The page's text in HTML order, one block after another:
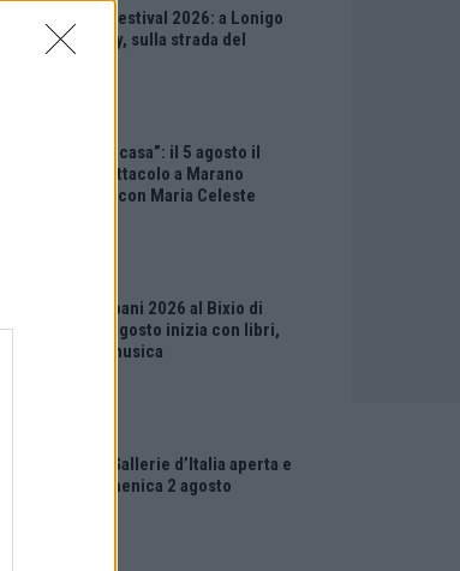
Berici in Festival 2026: a Lonigo
“Little Italy, sulla strada del
sogno”
“Teatro in casa”: il 5 agosto il
primo spettacolo a Marano
Vicentino con Maria Celeste
Salotti Urbani 2026 al Bixio di
Vicenza: agosto inizia con libri,
poesie e musica
Vicenza, Gallerie d’Italia aperta e
gratis domenica 2 agosto